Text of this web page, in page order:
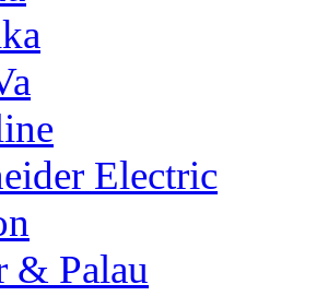
Electric
& Palau